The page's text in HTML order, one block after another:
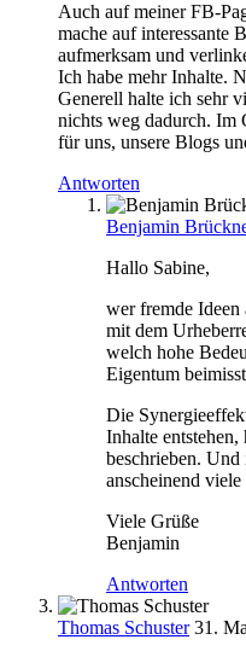
Auch auf meiner FB-
mache auf interessante
aufmerksam und
Ich habe mehr Inhalte.
Generell halte ich sehr
nichts weg dadurch. Im
für uns, unsere Blogs
Antworten
Benjamin
Hallo Sabine,
wer fremde Ideen
mit dem
welch hohe
Eigentum
Die
Inhalte entstehen,
beschrieben. Und
anscheinend
Viele Grüße
Benjamin
Antworten
Thomas Schuster 31.